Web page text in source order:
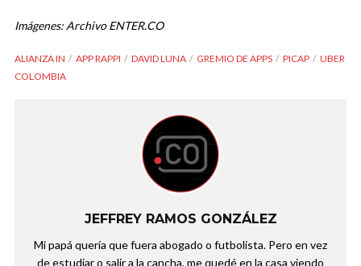
Imágenes: Archivo ENTER.CO
ALIANZA IN APP RAPPI DAVID LUNA GREMIO DE APPS PICAP
UBER
COLOMBIA
JEFFREY RAMOS GONZÁLEZ
Mi papá quería que fuera abogado o futbolista. Pero en vez
de estudiar o salir a la cancha, me quedé en la casa viendo